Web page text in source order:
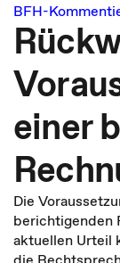
BFH-
einer
Die
berichtigenden
aktuellen Urteil